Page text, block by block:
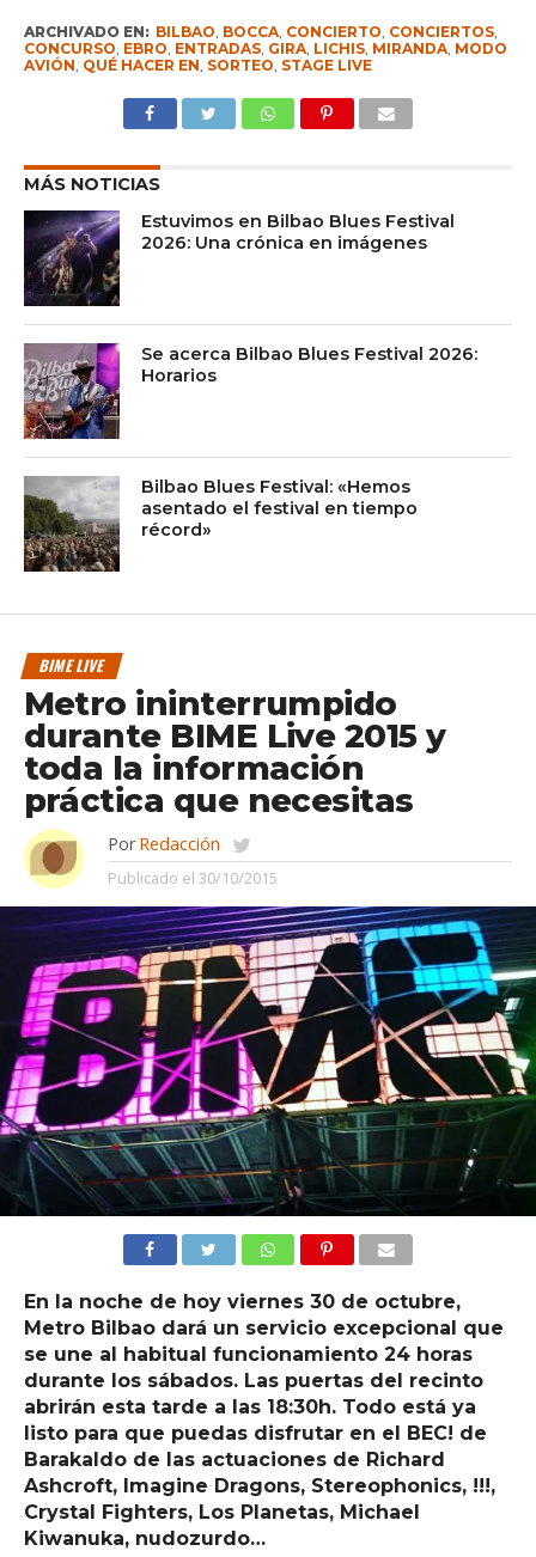
ARCHIVADO EN: BILBAO, BOCCA, CONCIERTO, CONCIERTOS,
CONCURSO, EBRO, ENTRADAS, GIRA, LICHIS, MIRANDA, MODO
AVIÓN, QUÉ HACER EN, SORTEO, STAGE LIVE
MÁS NOTICIAS
Estuvimos en Bilbao Blues Festival
2026: Una crónica en imágenes
Se acerca Bilbao Blues Festival 2026:
Horarios
Bilbao Blues Festival: «Hemos
asentado el festival en tiempo
récord»
BIME LIVE
Metro ininterrumpido
durante BIME Live 2015 y
toda la información
práctica que necesitas
Por Redacción
Publicado el 30/10/2015
En la noche de hoy viernes 30 de octubre,
Metro Bilbao dará un servicio excepcional que
se une al habitual funcionamiento 24 horas
durante los sábados. Las puertas del recinto
abrirán esta tarde a las 18:30h. Todo está ya
listo para que puedas disfrutar en el BEC! de
Barakaldo de las actuaciones de Richard
Ashcroft, Imagine Dragons, Stereophonics, !!!,
Crystal Fighters, Los Planetas, Michael
Kiwanuka, nudozurdo…